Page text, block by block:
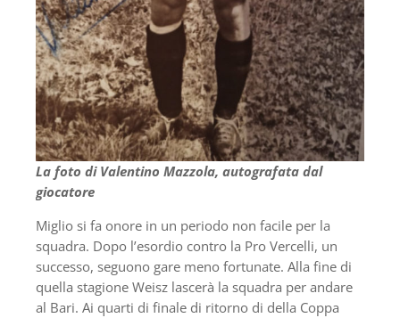
La foto di Valentino Mazzola, autografata dal
giocatore
Miglio si fa onore in un periodo non facile per la
squadra. Dopo l’esordio contro la Pro Vercelli, un
successo, seguono gare meno fortunate. Alla fine di
quella stagione Weisz lascerà la squadra per andare
al Bari. Ai quarti di finale di ritorno di della Coppa